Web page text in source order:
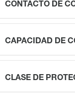
CONTACTO DE
CAPACIDAD DE
CLASE DE